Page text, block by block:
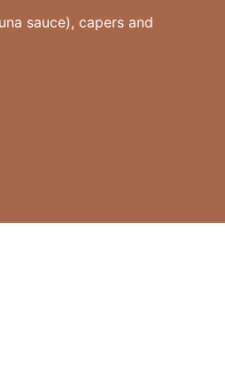
sauce), capers and